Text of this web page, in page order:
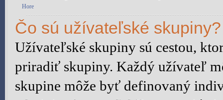
Hore
Čo sú užívateľské skupiny?
Užívateľské skupiny sú cestou,
priradiť skupiny. Každý užívateľ
skupine môže byť definovaný